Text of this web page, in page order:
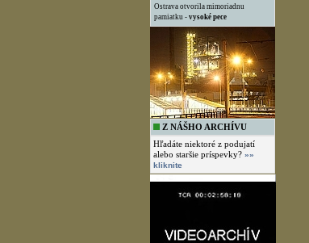
Ostrava otvorila mimoriadnu
pamiatku -vysoké pece
Z NÁŠHO ARCHÍVU
Hľadáte niektoré z podujatí
alebo staršie príspevky? »»
kliknite